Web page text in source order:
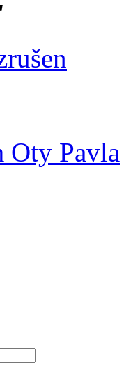
Oty Pavla